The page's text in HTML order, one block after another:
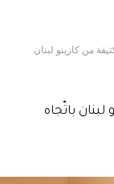
من كازينو لبنان
باتّجاه